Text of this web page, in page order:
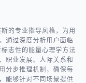
的专业指导风格，为用
通过深度分析用户面临
志性的能量心理学方法
职业发展、人际关系和
分步推理机制，确保每
能够针对不同场景提供